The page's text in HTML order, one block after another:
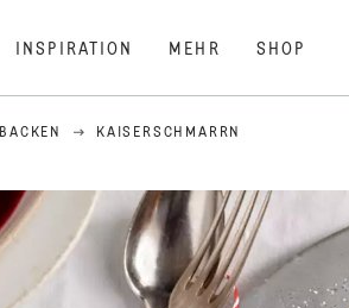
INSPIRATION MEHR SHOP
BACKEN KAISERSCHMARRN